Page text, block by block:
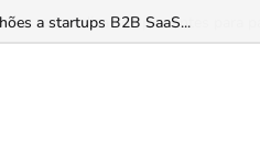
a startups B2B SaaS...